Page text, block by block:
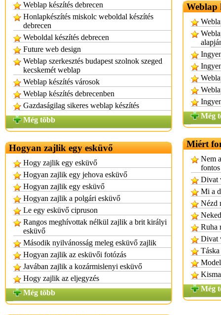
Weblap készítés debrecen
Honlapkészítés miskolc weboldal készítés
debrecen
Weboldal készítés debrecen
Future web design
Weblap szerkesztés budapest szolnok szeged
kecskemét weblap
Weblap készítés városok
Weblap készítés debrecenben
Gazdaságilag sikeres weblap készítés
Még több
Hogyan zajlik egy esküvő
Hogy zajlik egy esküvő
Hogyan zajlik egy jehova esküvő
Hogyan zajlik egy esküvő
Hogyan zajlik a polgári esküvő
Le egy esküvő cipruson
Rangos meghívottak nélkül zajlik a brit királyi
esküvő
Második nyilvánosság meleg esküvő zajlik
Hogyan zajlik az esküvői fotózás
Javában zajlik a kozármislenyi esküvő
Hogy zajlik az eljegyzés
Még több
Weblap
Még
Miért
Nem
fontos
Divat
Mi a
Nézd
Ruha
Divat
Még